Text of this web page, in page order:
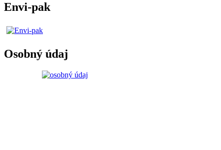
Envi-pak
Osobný údaj